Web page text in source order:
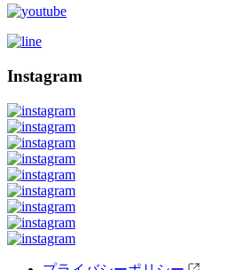
Instagram